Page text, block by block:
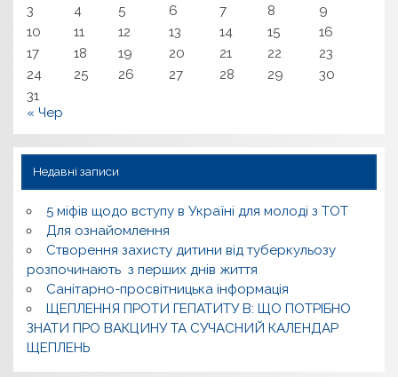
3
4 5 6 7 8
9
10
11 12 13 14 15
16
17
18 19 20 21 22
23
24
25 26 27 28 29
30
31
« Чер
Недавні записи
5 міфів щодо вступу в Україні для молоді з ТОТ
Для ознайомлення
Створення захисту дитини від туберкульозу
розпочинають з перших днів життя
Санітарно-просвітницька інформація
ЩЕПЛЕННЯ ПРОТИ ГЕПАТИТУ В: ЩО ПОТРІБНО
ЗНАТИ ПРО ВАКЦИНУ ТА СУЧАСНИЙ КАЛЕНДАР
ЩЕПЛЕНЬ